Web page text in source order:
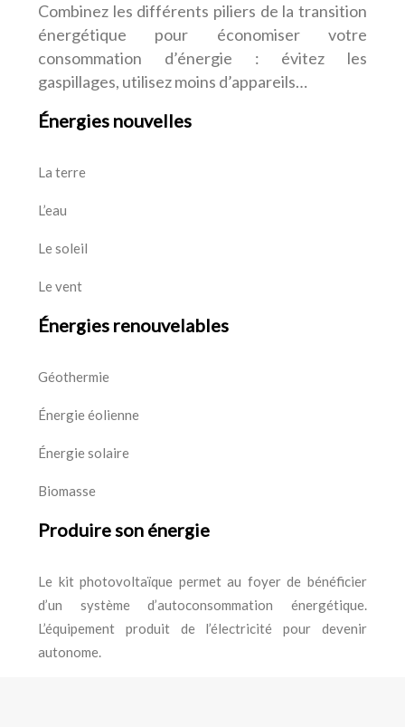
Combinez les différents piliers de la transition
énergétique pour économiser votre
consommation d’énergie : évitez les
gaspillages, utilisez moins d’appareils…
Énergies nouvelles
La terre
L’eau
Le soleil
Le vent
Énergies renouvelables
Géothermie
Énergie éolienne
Énergie solaire
Biomasse
Produire son énergie
Le kit photovoltaïque permet au foyer de bénéficier
d’un système d’autoconsommation énergétique.
L’équipement produit de l’électricité pour devenir
autonome.